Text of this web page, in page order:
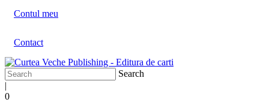
Contul meu
Contact
Search
|
0